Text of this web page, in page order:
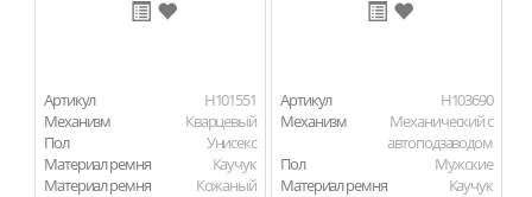
Артикул
H101551
Механизм
Кварцевый
Пол
Унисекс
Материал ремня
Каучук
Материал ремня
Кожаный
Артикул
H103690
Механизм
Механический с
автоподзаводом
Пол
Мужские
Материал ремня
Каучук